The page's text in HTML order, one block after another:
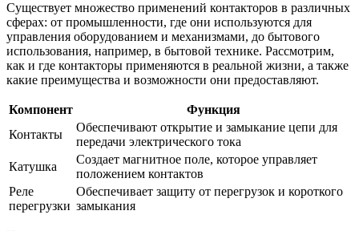
Существует множество применений контакторов в различных
сферах: от промышленности, где они используются для
управления оборудованием и механизмами, до бытового
использования, например, в бытовой технике. Рассмотрим,
как и где контакторы применяются в реальной жизни, а также
какие преимущества и возможности они предоставляют.
Компонент
Функция
Контакты
Обеспечивают открытие и замыкание цепи для
передачи электрического тока
Катушка
Создает магнитное поле, которое управляет
положением контактов
Реле
перегрузки
Обеспечивает защиту от перегрузок и короткого
замыкания